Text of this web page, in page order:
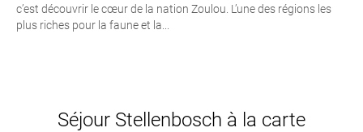
c’est découvrir le cœur de la nation Zoulou. L’une des régions les
plus riches pour la faune et la...
Séjour Stellenbosch à la carte